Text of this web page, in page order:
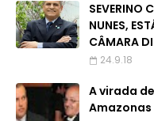
SEVERINO
NUNES,
CÂMARA
24.9.18
A virada
Amazonas